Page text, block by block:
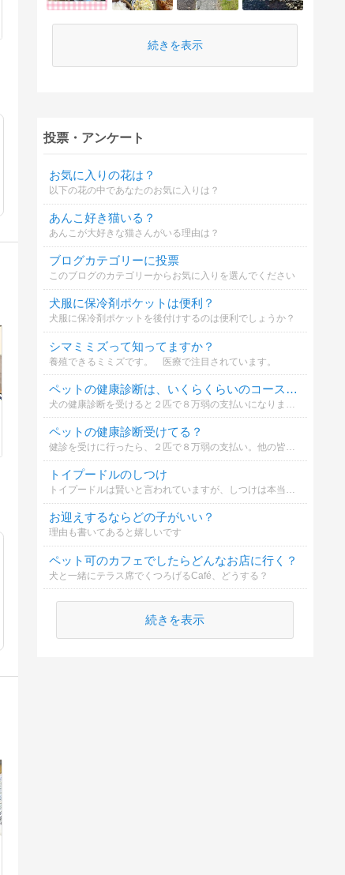
続きを表示
投票・アンケート
お気に入りの花は？
以下の花の中であなたのお気に入りは？
あんこ好き猫いる？
あんこが大好きな猫さんがいる理由は？
ブログカテゴリーに投票
このブログのカテゴリーからお気に入りを選んでください
犬服に保冷剤ポケットは便利？
犬服に保冷剤ポケットを後付けするのは便利でしょうか？
シマミミズって知ってますか？
養殖できるミミズです。 医療で注目されています。
ペットの健康診断は、いくらくらいのコースにしてますか？
犬の健康診断を受けると２匹で８万弱の支払いになりまして。世間の皆さんは、いくらくらい払っているのだろう？と疑問に思いましての質問です。ご協力お願いします。（１匹あたりの金額でお願いします）
ペットの健康診断受けてる？
健診を受けに行ったら、２匹で８万弱の支払い。他の皆様は健診、受けているのだろうか？いくらくらいかけているのだろうか？
トイプードルのしつけ
トイプードルは賢いと言われていますが、しつけは本当にしやすいでしょうか？
お迎えするならどの子がいい？
理由も書いてあると嬉しいです
ペット可のカフェでしたらどんなお店に行く？
犬と一緒にテラス席でくつろげるCafé、どうする？
続きを表示